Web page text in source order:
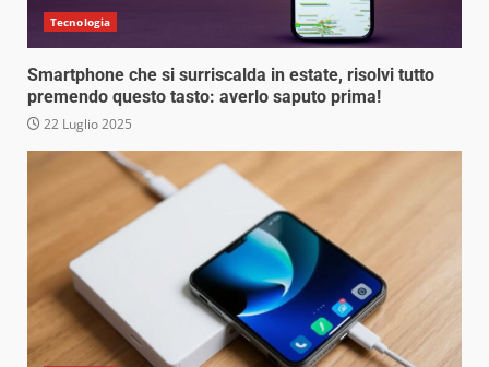
Tecnologia
Smartphone che si surriscalda in estate, risolvi tutto
premendo questo tasto: averlo saputo prima!
22 Luglio 2025